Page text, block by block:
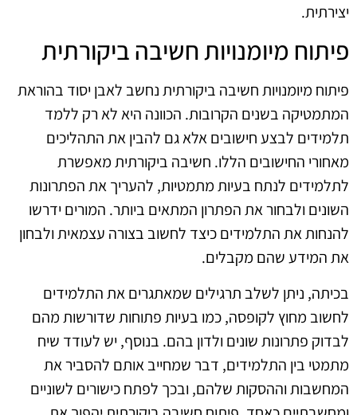
יצירתית.
פיתוח מיומנויות חשיבה ביקורתית
פיתוח מיומנויות חשיבה ביקורתית נחשב לאבן יסוד בהוראת
המתמטיקה בשנים הקרובות. הכוונה היא לא רק ללמד
תלמידים לבצע חישובים אלא גם להבין את התהליכים
מאחורי החישובים הללו. חשיבה ביקורתית מאפשרת
לתלמידים לנתח בעיות מתמטיות, להעריך את הפתרונות
השונים ולבחור את הפתרון המתאים ביותר. המורים ידרשו
להנחות את התלמידים כיצד לחשוב בצורה עצמאית ולבחון
את המידע שהם מקבלים.
בכיתה, ניתן לשלב תרגילים שמאתגרים את התלמידים
לחשוב מחוץ לקופסה, כמו בעיות פתוחות שדורשות מהם
לבדוק פתרונות שונים ולדון בהם. בנוסף, יש לעודד שיח
מתמטי בין התלמידים, דבר שמחייב אותם להסביר את
המחשבות וההסקות שלהם, ובכך לפתח כישורים לשוניים